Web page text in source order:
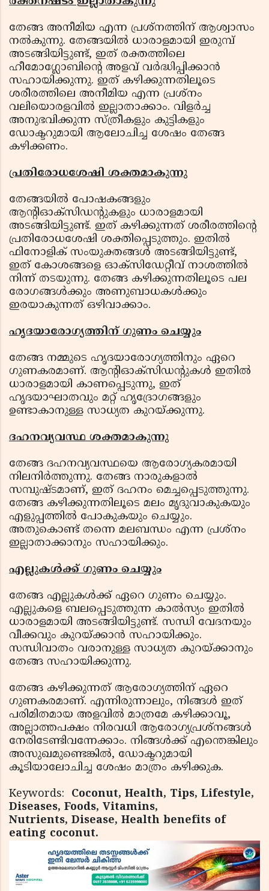
തേങ്ങ അനീമിയ എന്ന പ്രശ്‌നത്തിന് ആശ്വാസം
നൽകുന്നു. തേങ്ങയിൽ ധാരാളമായി ഇരുമ്പ്
അടങ്ങിയിട്ടുണ്ട്, ഇത് രക്തത്തിലെ
ഹീമോഗ്ലോബിന്റെ അളവ് വർദ്ധിപ്പിക്കാൻ
സഹായിക്കുന്നു. ഇത് കഴിക്കുന്നതിലൂടെ
ശരീരത്തിലെ അനീമിയ എന്ന പ്രശ്‌നം
വലിയൊരളവിൽ ഇല്ലാതാക്കാം. വിളർച്ച
അനുഭവിക്കുന്ന സ്ത്രീകളും കുട്ടികളും
ഡോക്ടറുമായി ആലോചിച്ച ശേഷം തേങ്ങ
കഴിക്കണം.
പ്രതിരോധശേഷി ശക്തമാകുന്നു
തേങ്ങയിൽ പോഷകങ്ങളും
ആന്റിഓക്‌സിഡന്റുകളും ധാരാളമായി
അടങ്ങിയിട്ടുണ്ട്. ഇത് കഴിക്കുന്നത് ശരീരത്തിന്റെ
പ്രതിരോധശേഷി ശക്തിപ്പെടുത്തും. ഇതിൽ
ഫിനോളിക് സംയുക്തങ്ങൾ അടങ്ങിയിട്ടുണ്ട്,
ഇത് കോശങ്ങളെ ഓക്സിഡേറ്റീവ് നാശത്തിൽ
നിന്ന് തടയുന്നു. തേങ്ങ കഴിക്കുന്നതിലൂടെ പല
രോഗങ്ങൾക്കും അണുബാധകൾക്കും
ഇരയാകുന്നത് ഒഴിവാക്കാം.
ഹൃദയാരോഗ്യത്തിന് ഗുണം ചെയ്യും
തേങ്ങ നമ്മുടെ ഹൃദയാരോഗ്യത്തിനും ഏറെ
ഗുണകരമാണ്. ആന്റിഓക്‌സിഡന്റുകൾ ഇതിൽ
ധാരാളമായി കാണപ്പെടുന്നു, ഇത്
ഹൃദയാഘാതവും മറ്റ് ഹൃദ്രോഗങ്ങളും
ഉണ്ടാകാനുള്ള സാധ്യത കുറയ്ക്കുന്നു.
ദഹനവ്യവസ്ഥ ശക്തമാകുന്നു
തേങ്ങ ദഹനവ്യവസ്ഥയെ ആരോഗ്യകരമായി
നിലനിർത്തുന്നു. തേങ്ങ നാരുകളാൽ
സമ്പുഷ്ടമാണ്, ഇത് ദഹനം മെച്ചപ്പെടുത്തുന്നു.
തേങ്ങ കഴിക്കുന്നതിലൂടെ മലം മൃദുവാകുകയും
എളുപ്പത്തിൽ പോകുകയും ചെയ്യും.
അതുകൊണ്ട് തന്നെ മലബന്ധം എന്ന പ്രശ്‌നം
ഇല്ലാതാക്കാനും സഹായിക്കും.
എല്ലുകൾക്ക് ഗുണം ചെയ്യും
തേങ്ങ എല്ലുകൾക്ക് ഏറെ ഗുണം ചെയ്യും.
എല്ലുകളെ ബലപ്പെടുത്തുന്ന കാൽസ്യം ഇതിൽ
ധാരാളമായി അടങ്ങിയിട്ടുണ്ട്. സന്ധി വേദനയും
വീക്കവും കുറയ്ക്കാൻ സഹായിക്കും.
സന്ധിവാതം വരാനുള്ള സാധ്യത കുറയ്ക്കാനും
തേങ്ങ സഹായിക്കുന്നു.
തേങ്ങ കഴിക്കുന്നത് ആരോഗ്യത്തിന് ഏറെ
ഗുണകരമാണ്. എന്നിരുന്നാലും, നിങ്ങൾ ഇത്
പരിമിതമായ അളവിൽ മാത്രമേ കഴിക്കാവൂ,
അല്ലാത്തപക്ഷം നിരവധി ആരോഗ്യപ്രശ്നങ്ങൾ
നേരിടേണ്ടിവന്നേക്കാം. നിങ്ങൾക്ക് എന്തെങ്കിലും
അസുഖമുണ്ടെങ്കിൽ, ഡോക്ടറുമായി
കൂടിയാലോചിച്ച ശേഷം മാത്രം കഴിക്കുക.
Keywords: Coconut, Health, Tips, Lifestyle,
Diseases, Foods, Vitamins,
Nutrients, Disease, Health benefits of
eating coconut.